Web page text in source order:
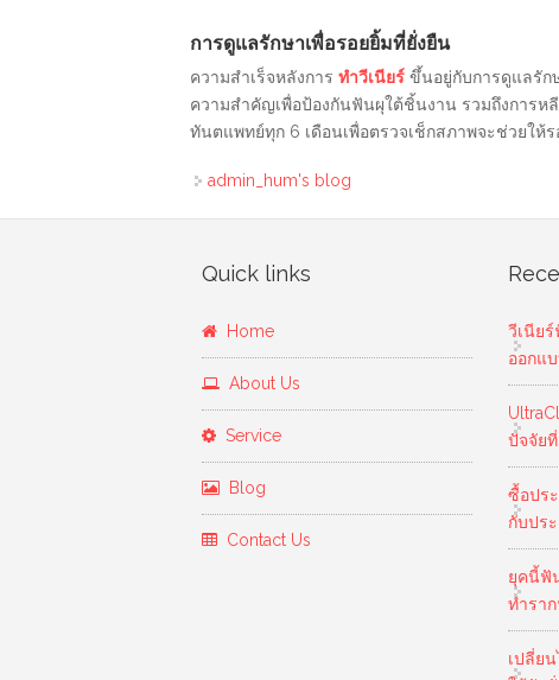
การดูแลรักษาเพื่อรอยยิ้มที่ยั่งยืน
ความสำเร็จหลังการ ทำวีเนียร์ ขึ้นอยู่กับการดูแลรัก
ความสำคัญเพื่อป้องกันฟันผุใต้ชิ้นงาน รวมถึงการห
ทันตแพทย์ทุก 6 เดือนเพื่อตรวจเช็กสภาพจะช่วยใ
admin_hum's blog
Quick links
Home
About Us
Service
Blog
Contact Us
วีเนีย
ออกแ
ปัจจัย
ซื้อปร
กับปร
ยุคนี้ฟั
ทำรา
เปลี่ย